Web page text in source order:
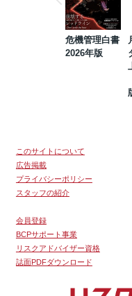
危機管理白書
2026年版
このサイトについて
広告掲載
プライバシーポリシー
スタッフの紹介
会員登録
BCPサポート事業
リスクアドバイザー資格
誌面PDFダウンロード